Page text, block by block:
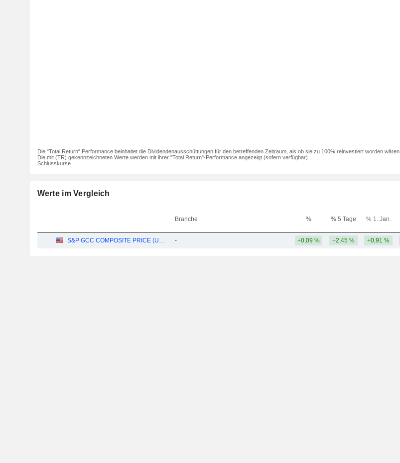
Die "Total Return" Performance beinhaltet die Dividendenausschüttungen für den betreffenden Zeitraum, als ob sie zu 100% reinvestiert worden wären.
Die mit (TR) gekennzeichneten Werte werden mit ihrer "Total Return"-Performance angezeigt (sofern verfügbar)
Schlusskurse
Werte im Vergleich
Branche % % 5 Tage % 1. Jan.
S&P GCC COMPOSITE PRICE (USD) - +0,09 % +2,45 % +0,91 %